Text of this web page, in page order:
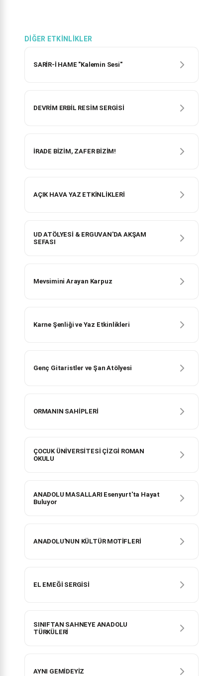
DIĞER ETKINLIKLER
SARİR-İ HAME "Kalemin Sesi"
DEVRİM ERBİL RESİM SERGİSİ
İRADE BİZİM, ZAFER BİZİM!
AÇIK HAVA YAZ ETKİNLİKLERİ
UD ATÖLYESİ & ERGUVAN'DA AKŞAM
SEFASI
Mevsimini Arayan Karpuz
Karne Şenliği ve Yaz Etkinlikleri
Genç Gitaristler ve Şan Atölyesi
ORMANIN SAHİPLERİ
ÇOCUK ÜNİVERSİTESİ ÇİZGİ ROMAN
OKULU
ANADOLU MASALLARI Esenyurt'ta Hayat
Buluyor
ANADOLU'NUN KÜLTÜR MOTİFLERİ
EL EMEĞİ SERGİSİ
SINIFTAN SAHNEYE ANADOLU
TÜRKÜLERİ
AYNI GEMİDEYİZ